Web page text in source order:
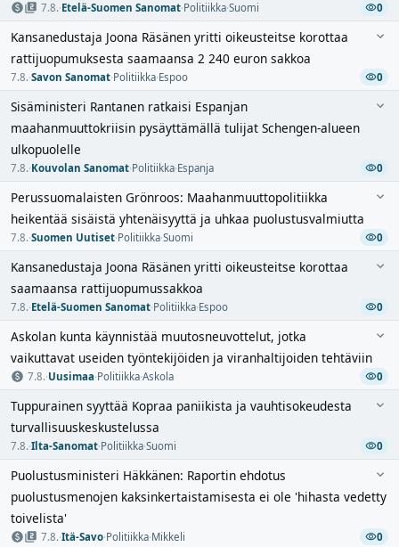
7.8.·Etelä-Suomen Sanomat·Politiikka·Suomi 0
Kansanedustaja Joona Räsänen yritti oikeusteitse korottaa
rattijuopumuksesta saamaansa 2 240 euron sakkoa
7.8.·Savon Sanomat·Politiikka·Espoo 0
Sisäministeri Rantanen ratkaisi Espanjan
maahanmuuttokriisin pysäyttämällä tulijat Schengen-alueen
ulkopuolelle
7.8.·Kouvolan Sanomat·Politiikka·Espanja 0
Perussuomalaisten Grönroos: Maahanmuuttopolitiikka
heikentää sisäistä yhtenäisyyttä ja uhkaa puolustusvalmiutta
7.8.·Suomen Uutiset·Politiikka·Suomi 0
Kansanedustaja Joona Räsänen yritti oikeusteitse korottaa
saamaansa rattijuopumussakkoa
7.8.·Etelä-Suomen Sanomat·Politiikka·Espoo 0
Askolan kunta käynnistää muutosneuvottelut, jotka
vaikuttavat useiden työntekijöiden ja viranhaltijoiden tehtäviin
7.8.·Uusimaa·Politiikka·Askola 0
Tuppurainen syyttää Kopraa paniikista ja vauhtisokeudesta
turvallisuuskeskustelussa
7.8.·Ilta-Sanomat·Politiikka·Suomi 0
Puolustusministeri Häkkänen: Raportin ehdotus
puolustusmenojen kaksinkertaistamisesta ei ole 'hihasta vedetty
toivelista'
7.8.·Itä-Savo·Politiikka·Mikkeli 0